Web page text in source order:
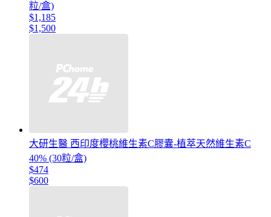
粒/盒)
$1,185
$1,500
大研生醫 西印度櫻桃維生素C膠囊-植萃天然維生素C
40% (30粒/盒)
$474
$600